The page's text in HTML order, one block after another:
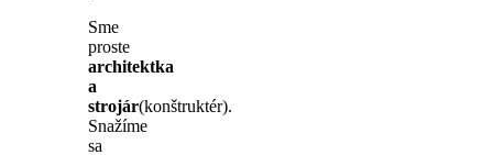
Sme
proste
architektka
a
strojár(konštruktér).
Snažíme
sa